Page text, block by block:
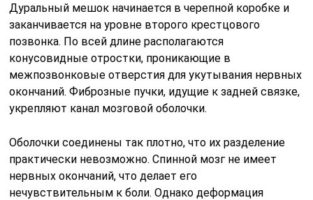
Дуральный мешок начинается в черепной коробке и
заканчивается на уровне второго крестцового
позвонка. По всей длине располагаются
конусовидные отростки, проникающие в
межпозвонковые отверстия для укутывания нервных
окончаний. Фиброзные пучки, идущие к задней связке,
укрепляют канал мозговой оболочки.
Оболочки соединены так плотно, что их разделение
практически невозможно. Спинной мозг не имеет
нервных окончаний, что делает его
нечувствительным к боли. Однако деформация